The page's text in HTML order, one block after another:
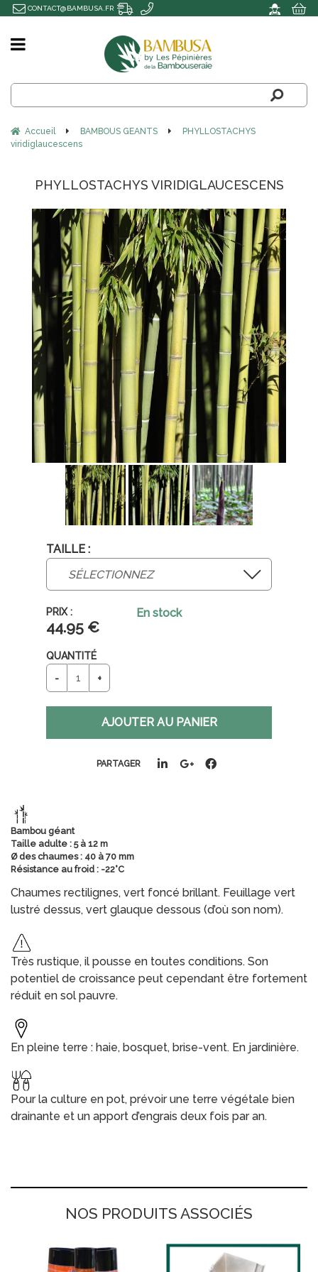
Accueil BAMBOUS GEANTS
PHYLLOSTACHYS
viridiglaucescens
PHYLLOSTACHYS VIRIDIGLAUCESCENS
TAILLE :
44.95 €
En stock
QUANTITÉ
PARTAGER
Bambou géant
Taille adulte : 5 à 12 m
Ø des chaumes : 40 à 70 mm
Résistance au froid : -22°C
Chaumes rectilignes, vert foncé brillant. Feuillage vert
lustré dessus, vert glauque dessous (d’où son nom).
Très rustique, il pousse en toutes conditions. Son
potentiel de croissance peut cependant être fortement
réduit en sol pauvre.
En pleine terre : haie, bosquet, brise-vent. En jardinière.
Pour la culture en pot, prévoir une terre végétale bien
drainante et un apport d’engrais deux fois par an.
NOS PRODUITS ASSOCIÉS
CONTACT@BAMBUSA.FR